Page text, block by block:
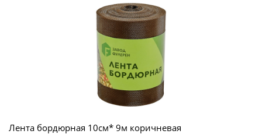
Лента бордюрная 10см* 9м коричневая